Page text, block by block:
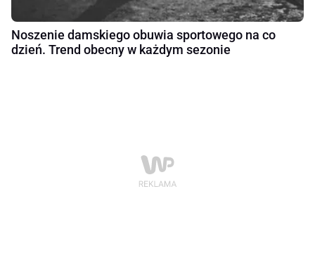
Noszenie damskiego obuwia sportowego na co
dzień. Trend obecny w każdym sezonie